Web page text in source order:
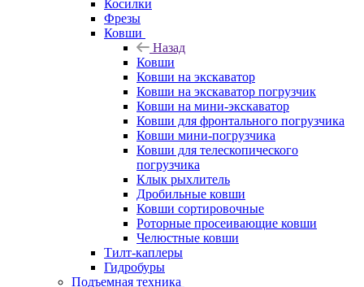
Косилки
Фрезы
Ковши
Назад
Ковши
Ковши на экскаватор
Ковши на экскаватор погрузчик
Ковши на мини-экскаватор
Ковши для фронтального погрузчика
Ковши мини-погрузчика
Ковши для телескопического
погрузчика
Клык рыхлитель
Дробильные ковши
Ковши сортировочные
Роторные просеивающие ковши
Челюстные ковши
Тилт-каплеры
Гидробуры
Подъемная техника